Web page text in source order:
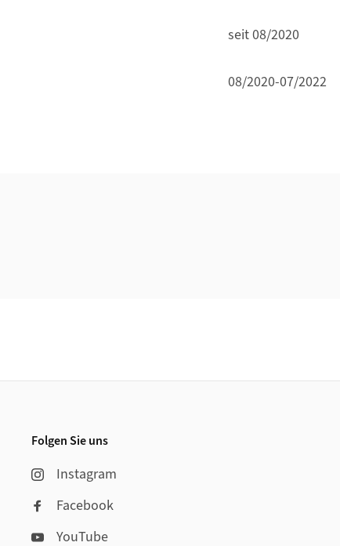
seit 08/2020
08/2020-07/2022
Folgen Sie uns
Instagram
Facebook
YouTube